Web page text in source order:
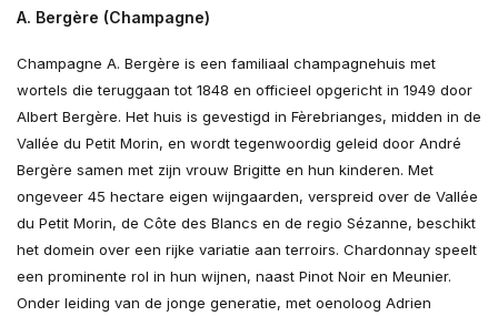
A. Bergère (Champagne)
Champagne A. Bergère is een familiaal champagnehuis met
wortels die teruggaan tot 1848 en officieel opgericht in 1949 door
Albert Bergère. Het huis is gevestigd in Fèrebrianges, midden in de
Vallée du Petit Morin, en wordt tegenwoordig geleid door André
Bergère samen met zijn vrouw Brigitte en hun kinderen. Met
ongeveer 45 hectare eigen wijngaarden, verspreid over de Vallée
du Petit Morin, de Côte des Blancs en de regio Sézanne, beschikt
het domein over een rijke variatie aan terroirs. Chardonnay speelt
een prominente rol in hun wijnen, naast Pinot Noir en Meunier.
Onder leiding van de jonge generatie, met oenoloog Adrien